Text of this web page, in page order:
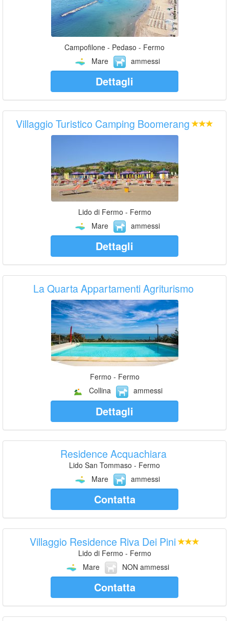
Campofilone - Pedaso - Fermo
Mare
ammessi
Dettagli
Villaggio Turistico Camping Boomerang
Lido di Fermo - Fermo
Mare
ammessi
Dettagli
La Quarta Appartamenti Agriturismo
Fermo - Fermo
Collina
ammessi
Dettagli
Residence Acquachiara
Lido San Tommaso - Fermo
Mare
ammessi
Contatta
Villaggio Residence Riva Dei Pini
Lido di Fermo - Fermo
Mare
NON ammessi
Contatta